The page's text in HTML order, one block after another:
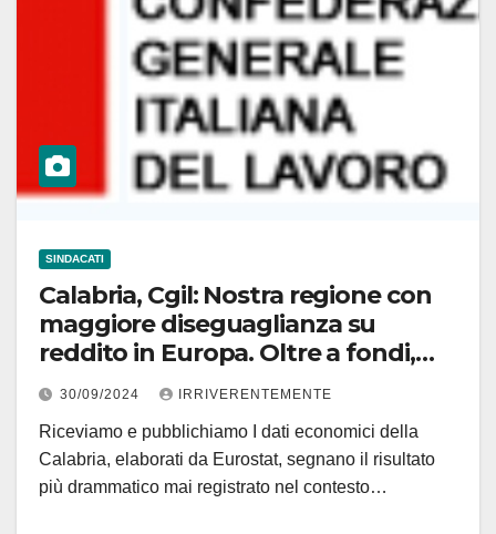
SINDACATI
Calabria, Cgil: Nostra regione con
maggiore diseguaglianza su
reddito in Europa. Oltre a fondi,
Unione pensi a politiche
occupazionali e sociali
30/09/2024 IRRIVERENTEMENTE
Riceviamo e pubblichiamo I dati economici della
Calabria, elaborati da Eurostat, segnano il risultato
più drammatico mai registrato nel contesto…